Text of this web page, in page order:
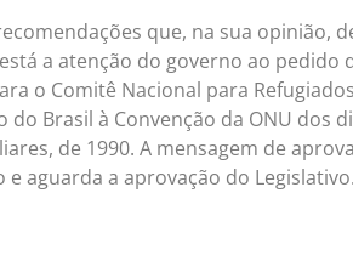
que, na sua opinião,
a atenção do governo ao
o Comitê Nacional para
do Brasil à Convenção da ONU dos
de 1990. A mensagem de
e aguarda a aprovação do Legislativo.